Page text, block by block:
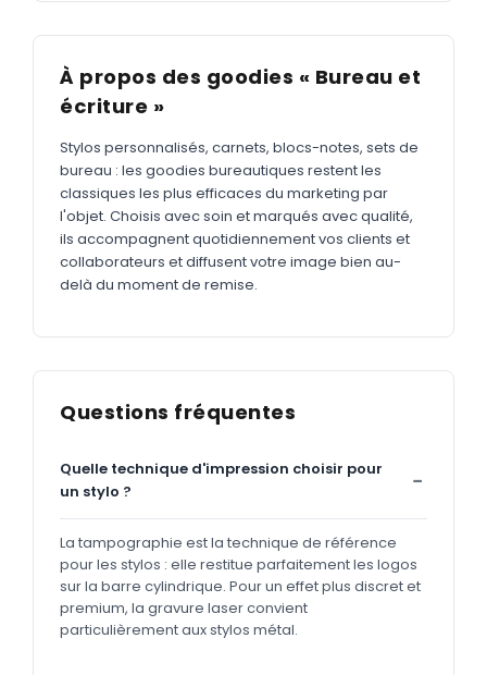
À propos des goodies « Bureau et
écriture »
Stylos personnalisés, carnets, blocs-notes, sets de
bureau : les goodies bureautiques restent les
classiques les plus efficaces du marketing par
l'objet. Choisis avec soin et marqués avec qualité,
ils accompagnent quotidiennement vos clients et
collaborateurs et diffusent votre image bien au-
delà du moment de remise.
Questions fréquentes
Quelle technique d'impression choisir pour
un stylo ?
La tampographie est la technique de référence
pour les stylos : elle restitue parfaitement les logos
sur la barre cylindrique. Pour un effet plus discret et
premium, la gravure laser convient
particulièrement aux stylos métal.